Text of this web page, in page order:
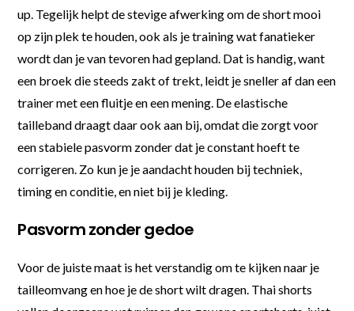
up. Tegelijk helpt de stevige afwerking om de short mooi
op zijn plek te houden, ook als je training wat fanatieker
wordt dan je van tevoren had gepland. Dat is handig, want
een broek die steeds zakt of trekt, leidt je sneller af dan een
trainer met een fluitje en een mening. De elastische
tailleband draagt daar ook aan bij, omdat die zorgt voor
een stabiele pasvorm zonder dat je constant hoeft te
corrigeren. Zo kun je je aandacht houden bij techniek,
timing en conditie, en niet bij je kleding.
Pasvorm zonder gedoe
Voor de juiste maat is het verstandig om te kijken naar je
tailleomvang en hoe je de short wilt dragen. Thai shorts